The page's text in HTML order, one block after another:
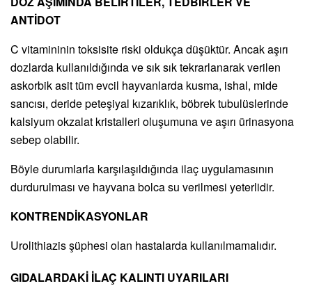
ANTİDOT
C vitamininin toksisite riski oldukça düşüktür. Ancak aşırı
dozlarda kullanıldığında ve sık sık tekrarlanarak verilen
askorbik asit tüm evcil hayvanlarda kusma, ishal, mide
sancısı, deride peteşiyal kızarıklık, böbrek tubulüslerinde
kalsiyum okzalat kristalleri oluşumuna ve aşırı ürinasyona
sebep olabilir.
Böyle durumlarla karşılaşıldığında ilaç uygulamasının
durdurulması ve hayvana bolca su verilmesi yeterlidir.
KONTRENDİKASYONLAR
Urolithiazis şüphesi olan hastalarda kullanılmamalıdır.
GIDALARDAKİ İLAÇ KALINTI UYARILARI